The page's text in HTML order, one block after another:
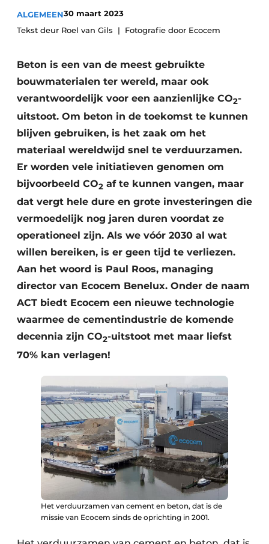
Vacature aanmelden
ALGEMEEN30 maart 2023
Tekst deur Roel van Gils
Fotografie door Ecocem
Beton is een van de meest gebruikte
bouwmaterialen ter wereld, maar ook
verantwoordelijk voor een aanzienlijke CO2-
uitstoot. Om beton in de toekomst te kunnen
blijven gebruiken, is het zaak om het
materiaal wereldwijd snel te verduurzamen.
Er worden vele initiatieven genomen om
bijvoorbeeld CO2 af te kunnen vangen, maar
dat vergt hele dure en grote investeringen die
vermoedelijk nog jaren duren voordat ze
operationeel zijn. Als we vóór 2030 al wat
willen bereiken, is er geen tijd te verliezen.
Aan het woord is Paul Roos, managing
director van Ecocem Benelux. Onder de naam
ACT biedt Ecocem een nieuwe technologie
waarmee de cementindustrie de komende
decennia zijn CO2-uitstoot met maar liefst
70% kan verlagen!
Het verduurzamen van cement en beton, dat is de
missie van Ecocem sinds de oprichting in 2001.